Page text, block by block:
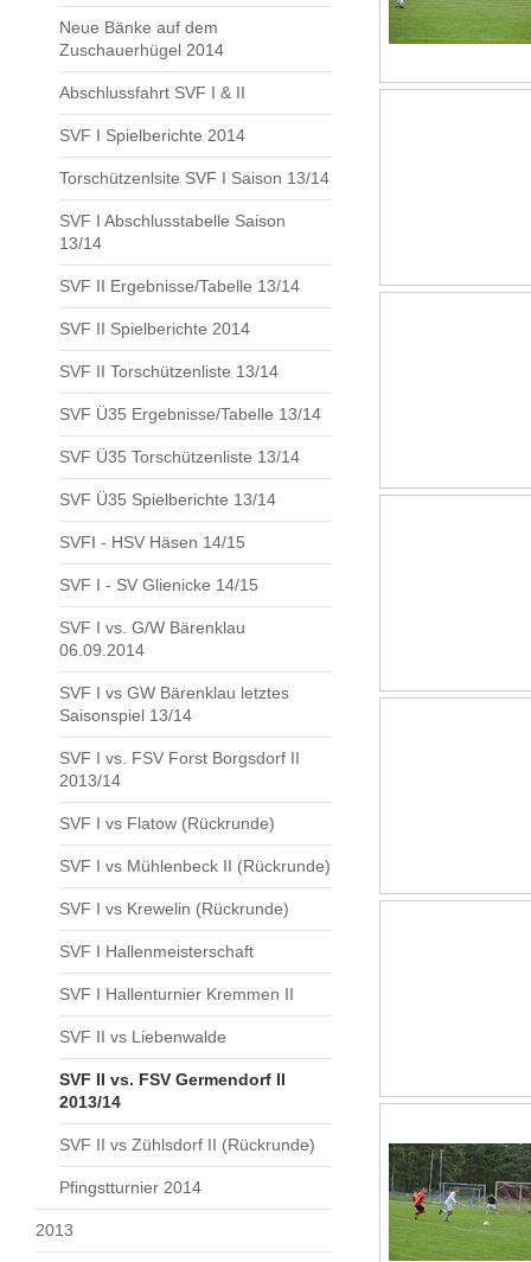
Neue Bänke auf dem
Zuschauerhügel 2014
Abschlussfahrt SVF I & II
SVF I Spielberichte 2014
Torschützenlsite SVF I Saison 13/14
SVF I Abschlusstabelle Saison
13/14
SVF II Ergebnisse/Tabelle 13/14
SVF II Spielberichte 2014
SVF II Torschützenliste 13/14
SVF Ü35 Ergebnisse/Tabelle 13/14
SVF Ü35 Torschützenliste 13/14
SVF Ü35 Spielberichte 13/14
SVFI - HSV Häsen 14/15
SVF I - SV Glienicke 14/15
SVF I vs. G/W Bärenklau
06.09.2014
SVF I vs GW Bärenklau letztes
Saisonspiel 13/14
SVF I vs. FSV Forst Borgsdorf II
2013/14
SVF I vs Flatow (Rückrunde)
SVF I vs Mühlenbeck II (Rückrunde)
SVF I vs Krewelin (Rückrunde)
SVF I Hallenmeisterschaft
SVF I Hallenturnier Kremmen II
SVF II vs Liebenwalde
SVF II vs. FSV Germendorf II
2013/14
SVF II vs Zühlsdorf II (Rückrunde)
Pfingstturnier 2014
2013